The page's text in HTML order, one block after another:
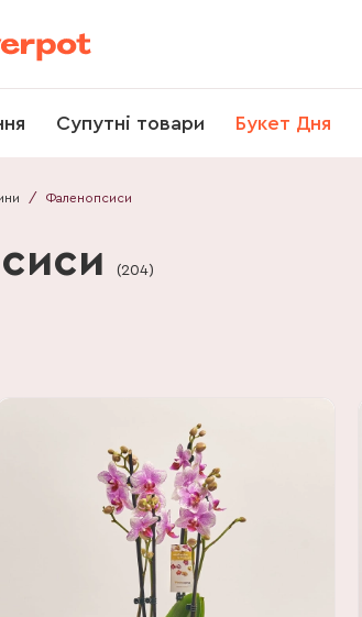
Супутні товари Букет Дня
/ Фаленопсиси
(204)